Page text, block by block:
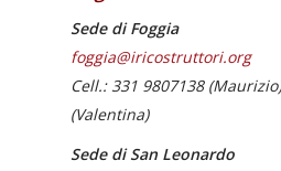
Sede di Foggia
foggia@iricostruttori.org
Cell.: 331 9807138
(Valentina)
Sede di San Leonardo